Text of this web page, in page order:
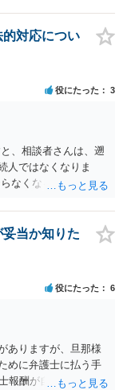
対応につい
役にたった 3
、相談者さんは、遡
人ではなくなりま
なくなるので（明け
添えて裁判所に提出
答弁書を提出すれ
の日は差支え（用事
います。郵送（期
記載の裁判所書記官
当か知りた
役にたった 6
ありますが、旦那様
めに弁護士に払う手
報酬が自由化されて